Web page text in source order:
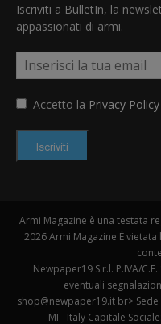
Iscriviti a BulletIn, la
appassionati di armi.
Accetto la Privacy Policy
Iscriviti
Armi Magazine è una testata
2026 Armi Magazine È
Newpaper19 S.r.l. P.IVA/
eventuali
shop@newpaper19.it br>
MI - Italy Capitale